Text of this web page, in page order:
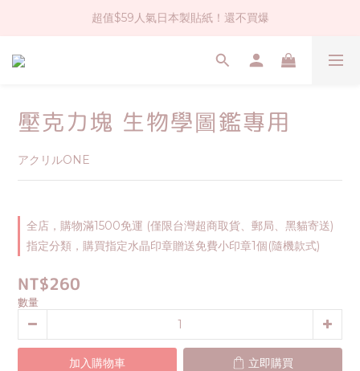
社群大人氣！各種有趣的打洞器
超值$59人氣日本製貼紙！還不買爆
全店$1500免運(台灣地區)
壓克力塊 生物學圖鑑專用
アクリルONE
全店，購物滿1500免運 (僅限台灣超商取貨、郵局、黑貓寄送)
指定分類，購買指定水晶印章贈送免費小印章1個(隨機款式)
NT$260
數量
加入購物車 立即購買